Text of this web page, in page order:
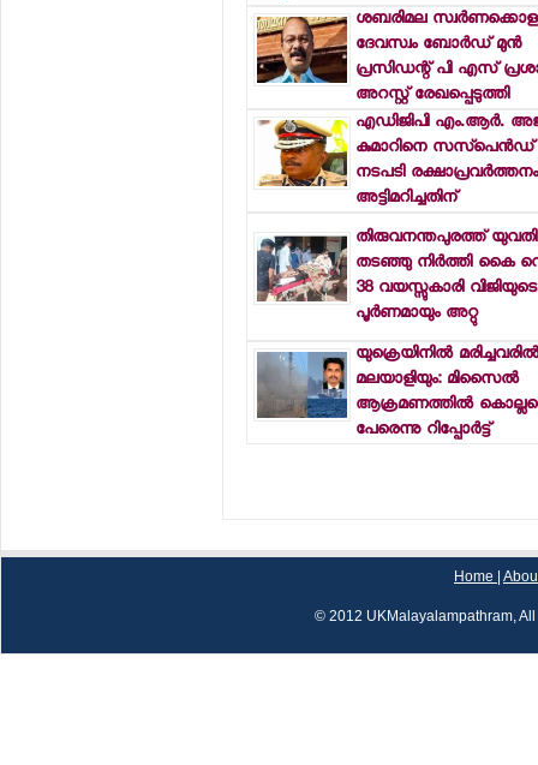
ശബരിമല
ദേവസ്വം ബോര്‍ഡ് മുന്‍
പ്രസിഡന്റ് പി എസ്
അറസ്റ്റ് രേഖപ്പെടുത്തി
എഡിജിപി എം.ആര്‍.
കുമാറിനെ സസ്പെന്‍ഡ്
നടപടി
അട്ടിമറിച്ചതിന്
തിരുവനന്തപുരത്ത്
തടഞ്ഞു നിര്‍ത്തി കൈ
38 വയസ്സുകാരി വിജിയുടെ
പൂര്‍ണമായും അറ്റു
യുക്രെയിനില്‍
മലയാളിയും: മിസൈല്‍
ആക്രമണത്തില്‍
പേരെന്നു റിപ്പോര്‍ട്ട്
Home
© 2012 UKMalayalampathram,